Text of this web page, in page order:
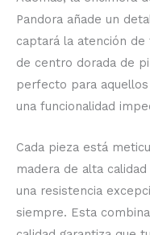
Pandora añade un
captará la atención
de centro dorada de
perfecto para
una funcionalidad
Cada pieza está
madera de alta
una resistencia
siempre. Esta